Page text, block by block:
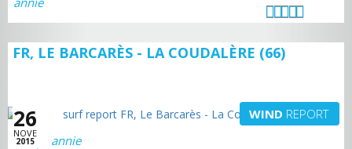
FR, LE BARCARÈS - LA COUDALÈRE (66)
26
NOVE
2015
WIND REPORT
annie